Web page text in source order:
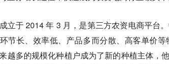
立于 2014 年 3 月，是第三方农资电商平台
节长、效率低、产品多而分散、高客单价
越多的规模化种植户成为了新的种植主体，